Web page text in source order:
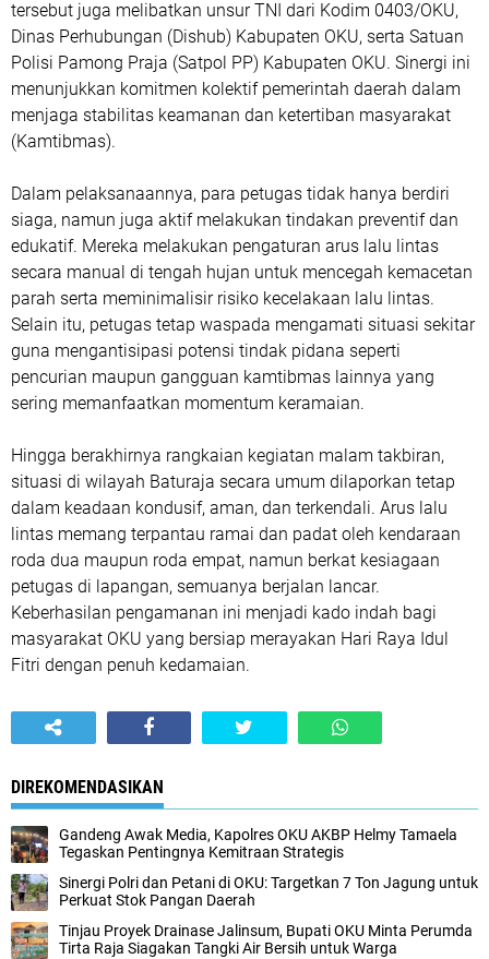
tersebut juga melibatkan unsur TNI dari Kodim 0403/OKU,
Dinas Perhubungan (Dishub) Kabupaten OKU, serta Satuan
Polisi Pamong Praja (Satpol PP) Kabupaten OKU. Sinergi ini
menunjukkan komitmen kolektif pemerintah daerah dalam
menjaga stabilitas keamanan dan ketertiban masyarakat
(Kamtibmas).
Dalam pelaksanaannya, para petugas tidak hanya berdiri
siaga, namun juga aktif melakukan tindakan preventif dan
edukatif. Mereka melakukan pengaturan arus lalu lintas
secara manual di tengah hujan untuk mencegah kemacetan
parah serta meminimalisir risiko kecelakaan lalu lintas.
Selain itu, petugas tetap waspada mengamati situasi sekitar
guna mengantisipasi potensi tindak pidana seperti
pencurian maupun gangguan kamtibmas lainnya yang
sering memanfaatkan momentum keramaian.
Hingga berakhirnya rangkaian kegiatan malam takbiran,
situasi di wilayah Baturaja secara umum dilaporkan tetap
dalam keadaan kondusif, aman, dan terkendali. Arus lalu
lintas memang terpantau ramai dan padat oleh kendaraan
roda dua maupun roda empat, namun berkat kesiagaan
petugas di lapangan, semuanya berjalan lancar.
Keberhasilan pengamanan ini menjadi kado indah bagi
masyarakat OKU yang bersiap merayakan Hari Raya Idul
Fitri dengan penuh kedamaian.
DIREKOMENDASIKAN
Gandeng Awak Media, Kapolres OKU AKBP Helmy Tamaela
Tegaskan Pentingnya Kemitraan Strategis
Sinergi Polri dan Petani di OKU: Targetkan 7 Ton Jagung untuk
Perkuat Stok Pangan Daerah
Tinjau Proyek Drainase Jalinsum, Bupati OKU Minta Perumda
Tirta Raja Siagakan Tangki Air Bersih untuk Warga